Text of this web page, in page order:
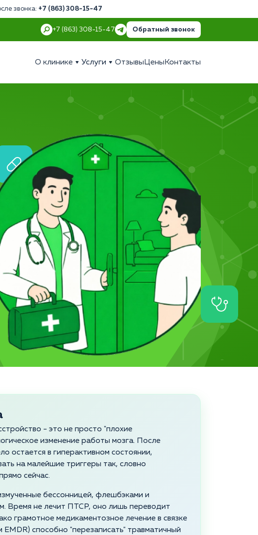
звонка: +7 (863) 308-15-47
+7 (863) 308-15-47 Обратный звонок
О клинике Услуги Отзывы Цены Контакты
- это не просто "плохие
изменение работы мозга. После
остается в гиперактивном состоянии,
на малейшие триггеры так, словно
сейчас.
бессонницей, флешбэками и
Время не лечит ПТСР, оно лишь переводит
грамотное медикаментозное лечение в связке
способно "перезаписать" травматичный